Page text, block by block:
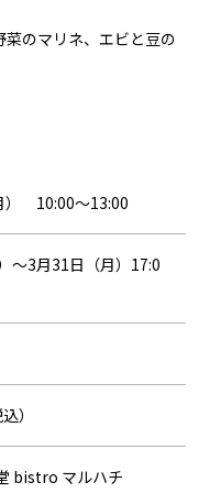
のマリネ、エビと豆の
） 10:00～13:00
〜3月31日（月）17:0
）
bistro マルハチ